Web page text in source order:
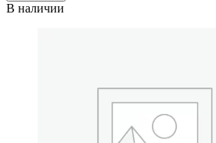
В наличии